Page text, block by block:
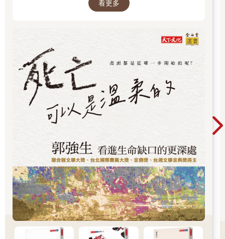
奇怪，自己在胡思亂想什麼？陳子謙笑著搖了搖頭。
早晨的山間，薄霧繚繞，陽光從樹葉間灑下朦朧的光影。
陳子謙背著登山包，跟在兩人的後面。
他的呼吸有些急促，額頭已經滲出細密的汗珠。走在前面的小美
回頭看了他一眼，笑著說：「子謙，你還行嗎？要不要休息一
陳子謙搖搖頭，擠出一絲笑容：「沒事，就是有點喘。」他抬頭
看了看前方蜿蜒的山路，心裡的不安卻越來越濃。
這座山他以前玩機車改管時來過幾次，當時的年少荒唐早已被如
今的上班壓力給褪得乾淨，可今天再回舊地卻總感覺格外陌生。
看更多